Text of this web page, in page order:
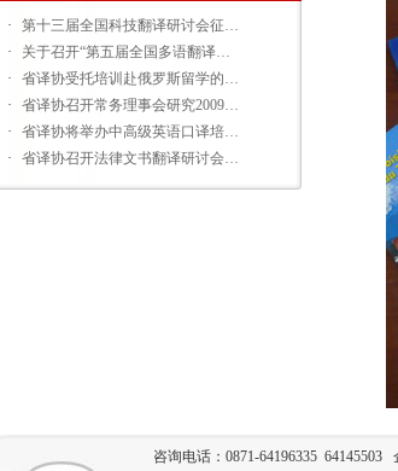
·
第十三届全国科技翻译研讨会征…
·
关于召开“第五届全国多语翻译…
·
省译协受托培训赴俄罗斯留学的…
·
省译协召开常务理事会研究2009…
·
省译协将举办中高级英语口译培…
·
省译协召开法律文书翻译研讨会…
咨询电话：0871-64196335 64145503